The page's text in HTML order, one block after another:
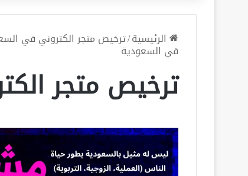
الرئيسية/ترخيص متجر الكتروني في السعودية .. أفضل 3
في السعودية
ترخيص متجر